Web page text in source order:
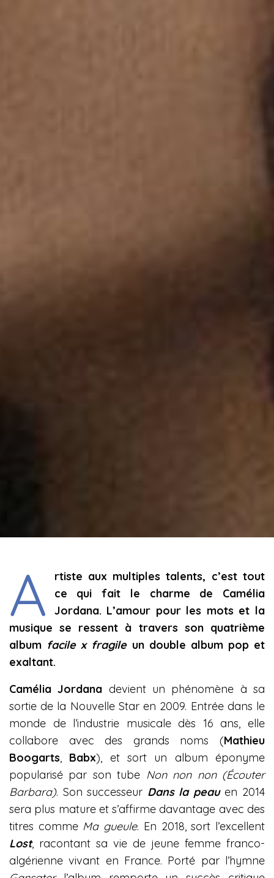
A
rtiste aux multiples talents, c’est tout
ce qui fait le charme de Camélia
Jordana. L’amour pour les mots et la
musique se ressent à travers son quatrième
album facile x fragile un double album pop et
exaltant.
Camélia Jordana devient un phénomène à sa
sortie de la Nouvelle Star en 2009. Entrée dans le
monde de l’industrie musicale dès 16 ans, elle
collabore avec des grands noms (Mathieu
Boogarts, Babx), et sort un album éponyme
popularisé par son tube Non non non (Écouter
Barbara). Son successeur Dans la peau en 2014
sera plus mature et s’affirme davantage avec des
titres comme Ma gueule. En 2018, sort l’excellent
Lost, racontant sa vie de jeune femme franco-
algérienne vivant en France. Porté par l’hymne